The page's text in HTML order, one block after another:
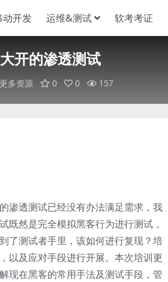
动开发 运维&测试 软考考证
开的渗透测试
更多资源 0 0 157
渗透测试已经没有办法满足需求，我
既然是完全模拟黑客行为进行测试，
了测试者手里，该如何进行复现？培
以及应对手段进行开展。本次培训更
现在黑客的常用手法及测试手段，管